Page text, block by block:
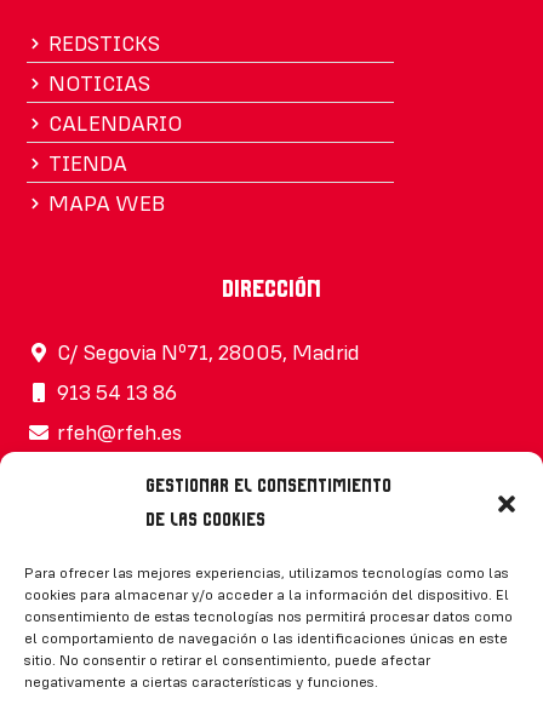
Gestionar el consentimiento
de las cookies
Para ofrecer las mejores experiencias, utilizamos tecnologías como las
cookies para almacenar y/o acceder a la información del dispositivo. El
consentimiento de estas tecnologías nos permitirá procesar datos como
el comportamiento de navegación o las identificaciones únicas en este
sitio. No consentir o retirar el consentimiento, puede afectar
negativamente a ciertas características y funciones.
REDSTICKS
NOTICIAS
CALENDARIO
TIENDA
MAPA WEB
Dirección
C/ Segovia Nº71, 28005, Madrid
913 54 13 86
rfeh@rfeh.es
Síguenos